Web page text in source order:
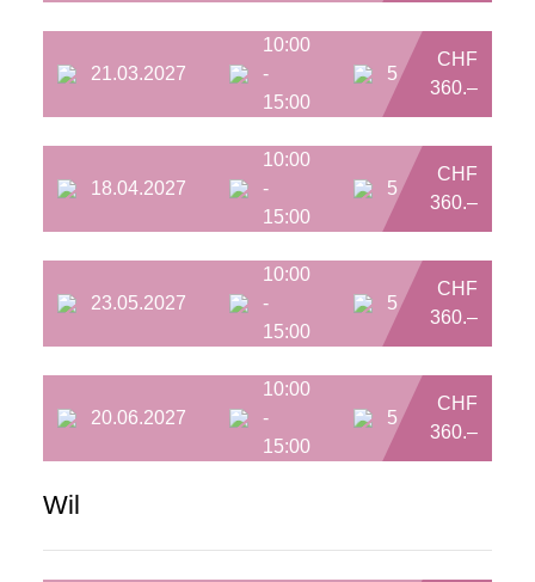
21.03.2027
10:00
-
15:00
5
CHF
360.–
18.04.2027
10:00
-
15:00
5
CHF
360.–
23.05.2027
10:00
-
15:00
5
CHF
360.–
20.06.2027
10:00
-
15:00
5
CHF
360.–
Wil